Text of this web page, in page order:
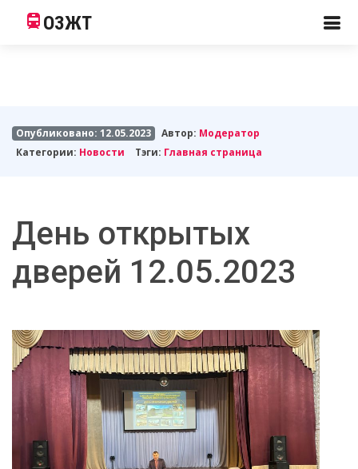
ОЗЖТ
Опубликовано: 12.05.2023 Автор: Модератор
Категории: Новости Тэги: Главная страница
День открытых
дверей 12.05.2023